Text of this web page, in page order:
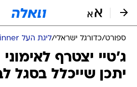
ספורט/כדורגל ישראלי/ליגת העל Winner
ג'טיי יצטרף לאימוני
יתכן שייכלל בסגל